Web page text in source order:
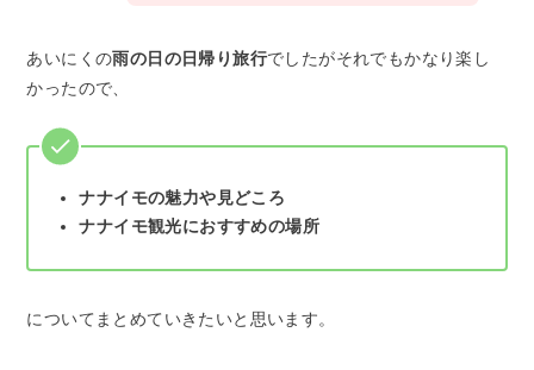
あいにくの雨の日の日帰り旅行でしたがそれでもかなり楽し
かったので、
ナナイモの魅力や見どころ
ナナイモ観光におすすめの場所
についてまとめていきたいと思います。